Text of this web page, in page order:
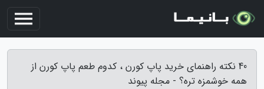
40 نکته راهنمای خرید پاپ کورن ، کدوم طعم پاپ کورن از
همه خوشمزه تره؟ - مجله پیوند